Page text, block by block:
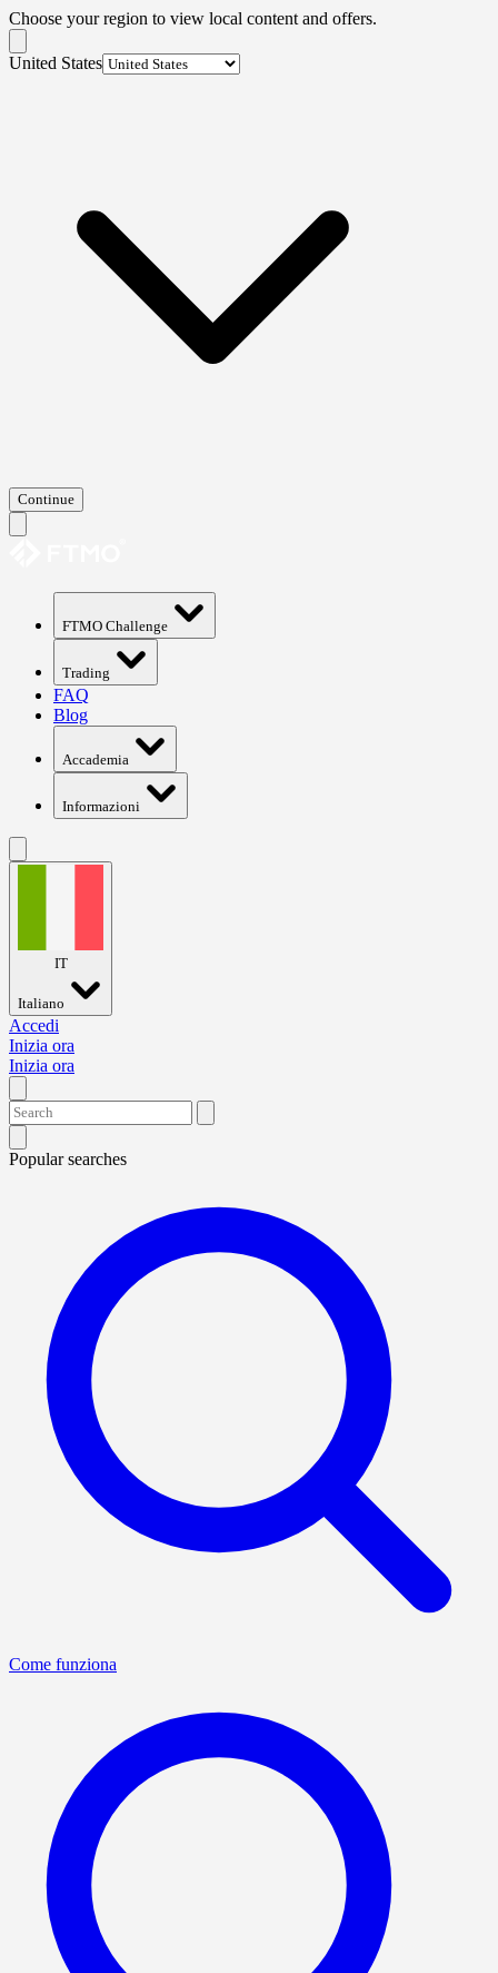
Choose your region to view local content and offers.
United States
Continue
FTMO Challenge
Trading
FAQ
Blog
Accademia
Informazioni
IT
Italiano
Accedi
Inizia ora
Inizia ora
Popular searches
Come funziona